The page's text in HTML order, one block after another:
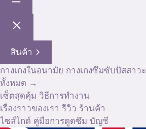
สินค้า
กางเกงในอนามัย กางเกงซึมซับปัสสาวะ
ทั้งหมด →
เซ็ตสุดคุ้ม วิธีการทำงาน
เรื่องราวของเรา รีวิว ร้านค้า
ไซส์ไกด์ คู่มือการดูดซึม บัญชี